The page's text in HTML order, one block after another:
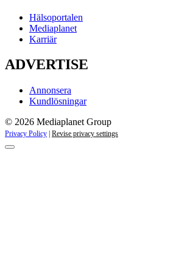
Hälsoportalen
Mediaplanet
Karriär
ADVERTISE
Annonsera
Kundlösningar
© 2026 Mediaplanet Group
Privacy Policy Revise privacy settings